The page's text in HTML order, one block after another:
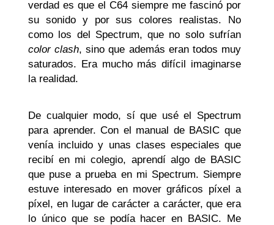
verdad es que el C64 siempre me fascinó por
su sonido y por sus colores realistas. No
como los del Spectrum, que no solo sufrían
color clash, sino que además eran todos muy
saturados. Era mucho más difícil imaginarse
la realidad.
De cualquier modo, sí que usé el Spectrum
para aprender. Con el manual de BASIC que
venía incluido y unas clases especiales que
recibí en mi colegio, aprendí algo de BASIC
que puse a prueba en mi Spectrum. Siempre
estuve interesado en mover gráficos píxel a
píxel, en lugar de carácter a carácter, que era
lo único que se podía hacer en BASIC. Me